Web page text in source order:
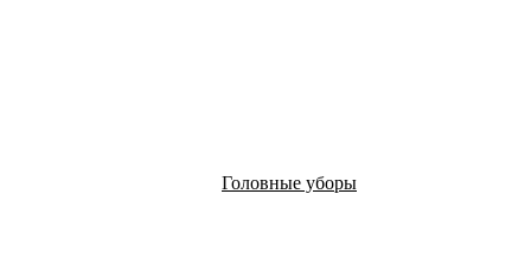
Головные уборы